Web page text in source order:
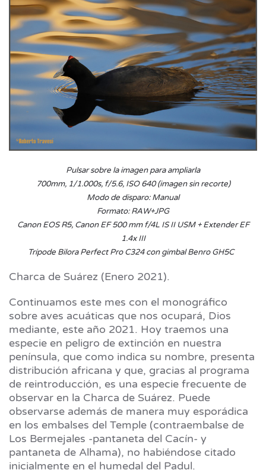
Pulsar sobre la imagen para ampliarla
700mm, 1/1.000s, f/5.6, ISO 640 (imagen sin recorte)
Modo de disparo: Manual
Formato: RAW+JPG
Canon EOS R5, Canon EF 500 mm f/4L IS II USM + Extender EF
1.4x III
Trípode Bilora Perfect Pro C324 con gimbal Benro GH5C
Charca de Suárez (Enero 2021).
Continuamos este mes con el monográfico
sobre aves acuáticas que nos ocupará, Dios
mediante, este año 2021. Hoy traemos una
especie en peligro de extinción en nuestra
península, que como indica su nombre, presenta
distribución africana y que, gracias al programa
de reintroducción, es una especie frecuente de
observar en la Charca de Suárez. Puede
observarse además de manera muy esporádica
en los embalses del Temple (contraembalse de
Los Bermejales -pantaneta del Cacín- y
pantaneta de Alhama), no habiéndose citado
inicialmente en el humedal del Padul.